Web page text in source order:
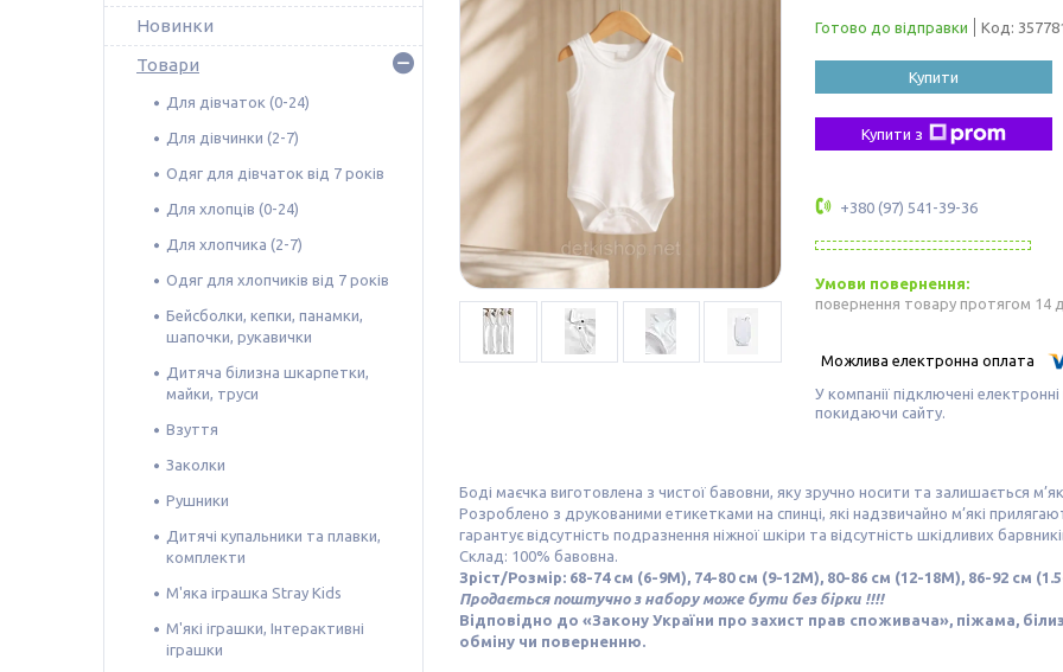
Готово до відправки Код:
Купити
Купити з
+380 (97) 541-39-36
повернення товару протягом 14
У компанії підключені
покидаючи сайту.
Боді маєчка виготовлена з чистої бавовни, яку зручно носити та залишається
Розроблено з друкованими етикетками на спинці, які надзвичайно м’які
гарантує відсутність подразнення ніжної шкіри та відсутність шкідливих
Склад: 100% бавовна.
Зріст/Розмір: 68-74 см (6-9M), 74-80 см (9-12M), 80-86 см (12-18M), 86-92 см
Продається поштучно з набору може бути без бірки !!!!
Відповідно до «Закону України про захист прав споживача», піжама,
обміну чи поверненню.
Новинки
Товари
Для дівчаток (0-24)
Для дівчинки (2-7)
Одяг для дівчаток від 7 років
Для хлопців (0-24)
Для хлопчика (2-7)
Одяг для хлопчиків від 7 років
Бейсболки, кепки, панамки,
шапочки, рукавички
Дитяча білизна шкарпетки,
майки, труси
Взуття
Заколки
Рушники
Дитячі купальники та плавки,
комплекти
М'яка іграшка Stray Kids
М'які іграшки, Інтерактивні
іграшки